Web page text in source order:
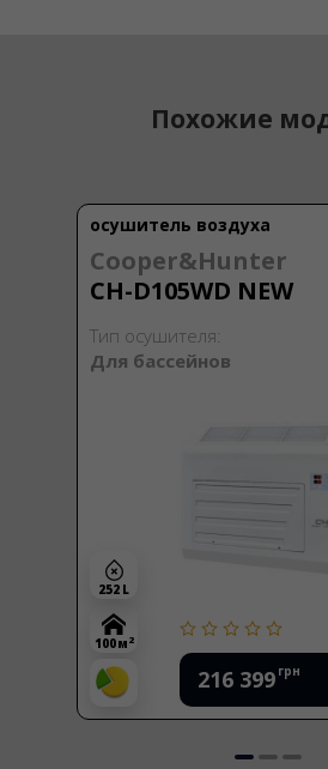
Похожие
осушитель воздуха
Cooper&Hunter
CH-D105WD NEW
Тип осушителя:
Для бассейнов
216 399 грн
252 L
100 м 2